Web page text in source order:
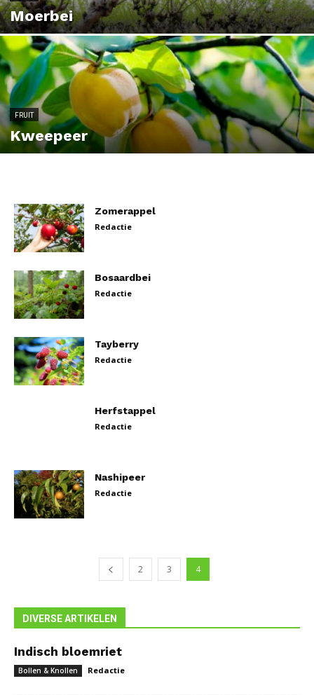
Moerbei
FRUIT
Kweepeer
Zomerappel
Redactie
Bosaardbei
Redactie
Tayberry
Redactie
Herfstappel
Redactie
Nashipeer
Redactie
2 3 4
DIVERSE ARTIKELEN
Indisch bloemriet
Bollen & Knollen Redactie